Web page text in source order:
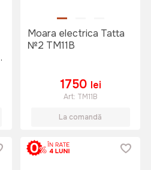
Moara electrica Tatta
№2 TM11B
1750 lei
Art: TM11B
La comandă